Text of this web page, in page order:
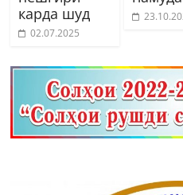
карда шуд
02.07.2025